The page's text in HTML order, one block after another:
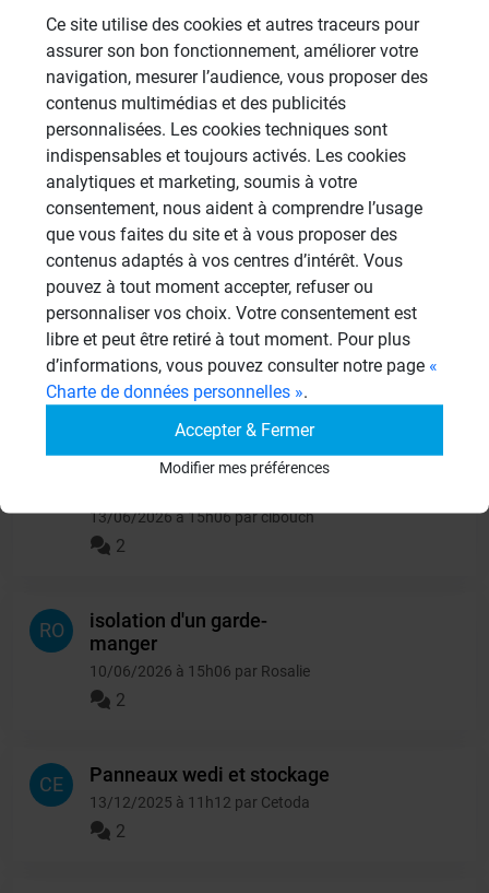
21 Sujets
Revêtement Finition
19 Sujets
Douches à l'Italienne
1485 Sujets
Cabines de hammam
26 Sujets
Autres
949 Sujets
Autres questions
panneaux sous receveur de
13/06/2026 à 15h06 par clbouch
2
RO
isolation d'un garde-
manger
10/06/2026 à 15h06 par Rosalie
2
CE Panneaux wedi et stockage
13/12/2025 à 11h12 par Cetoda
2
Ce site utilise des cookies et autres traceurs pour
assurer son bon fonctionnement, améliorer votre
navigation, mesurer l’audience, vous proposer des
contenus multimédias et des publicités
personnalisées. Les cookies techniques sont
indispensables et toujours activés. Les cookies
analytiques et marketing, soumis à votre
consentement, nous aident à comprendre l’usage
que vous faites du site et à vous proposer des
contenus adaptés à vos centres d’intérêt. Vous
pouvez à tout moment accepter, refuser ou
personnaliser vos choix. Votre consentement est
libre et peut être retiré à tout moment. Pour plus
d’informations, vous pouvez consulter notre page «
Charte de données personnelles ».
Accepter & Fermer
Modifier mes préférences